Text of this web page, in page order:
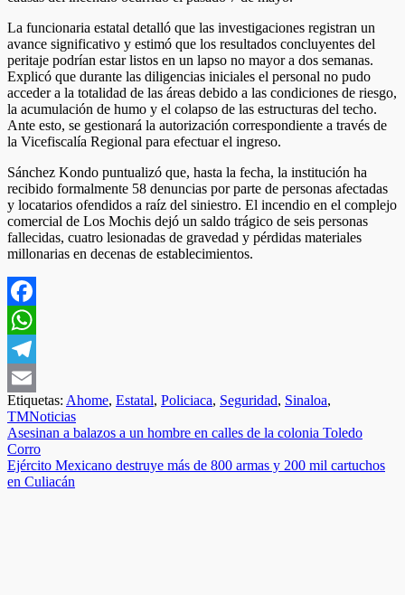
​La funcionaria estatal detalló que las investigaciones registran un
avance significativo y estimó que los resultados concluyentes del
peritaje podrían estar listos en un lapso no mayor a dos semanas.
Explicó que durante las diligencias iniciales el personal no pudo
acceder a la totalidad de las áreas debido a las condiciones de riesgo,
la acumulación de humo y el colapso de las estructuras del techo.
Ante esto, se gestionará la autorización correspondiente a través de
la Vicefiscalía Regional para efectuar el ingreso.
​Sánchez Kondo puntualizó que, hasta la fecha, la institución ha
recibido formalmente 58 denuncias por parte de personas afectadas
y locatarios ofendidos a raíz del siniestro. El incendio en el complejo
comercial de Los Mochis dejó un saldo trágico de seis personas
fallecidas, cuatro lesionadas de gravedad y pérdidas materiales
millonarias en decenas de establecimientos.
Facebook
WhatsApp
Telegram
Email
Etiquetas: Ahome, Estatal, Policiaca, Seguridad, Sinaloa,
TMNoticias
Navegación
de
entradas
Asesinan a balazos a un hombre en calles de la colonia Toledo
Corro
Ejército Mexicano destruye más de 800 armas y 200 mil cartuchos
en Culiacán